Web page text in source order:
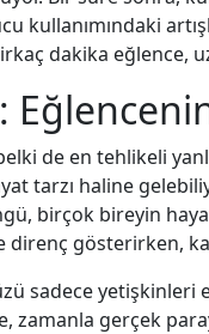
kullanımındaki
dakika eğlence,
de en tehlikeli
tarzı haline
birçok bireyin
gösterirken,
sadece
zamanla gerçek